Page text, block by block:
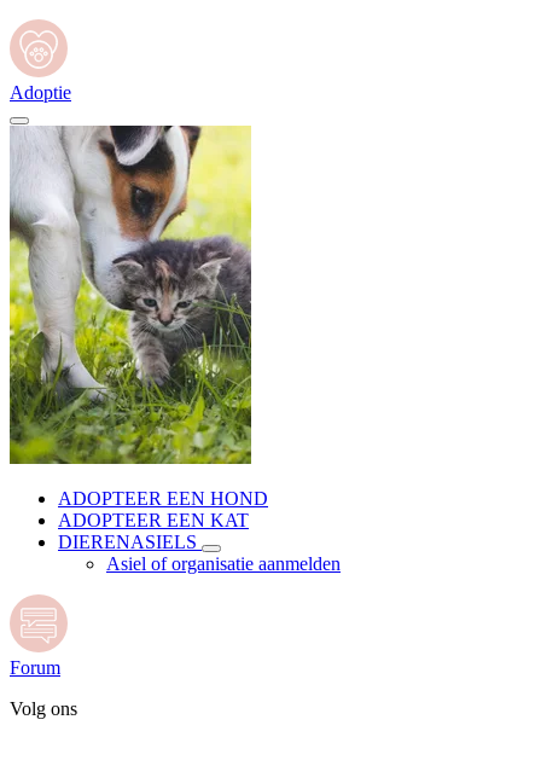
Adoptie
ADOPTEER EEN HOND
ADOPTEER EEN KAT
DIERENASIELS
Asiel of organisatie aanmelden
Forum
Volg ons